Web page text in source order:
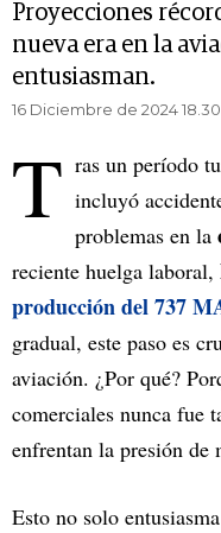
Proyecciones
nueva era en la
entusiasman.
16 Diciembre de 2024 18.30
T ras un período
incluyó
problemas en la
reciente huelga laboral,
producción del 737
gradual, este paso es
aviación. ¿Por qué?
comerciales nunca fue
enfrentan la presión de
Esto no solo